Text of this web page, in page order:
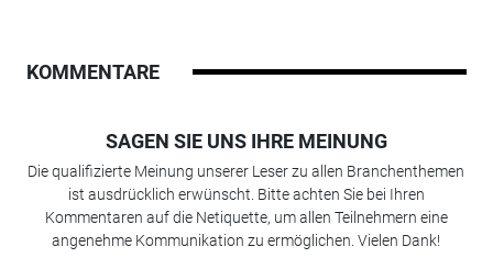
KOMMENTARE
SAGEN SIE UNS IHRE MEINUNG
Die qualifizierte Meinung unserer Leser zu allen Branchenthemen
ist ausdrücklich erwünscht. Bitte achten Sie bei Ihren
Kommentaren auf die Netiquette, um allen Teilnehmern eine
angenehme Kommunikation zu ermöglichen. Vielen Dank!